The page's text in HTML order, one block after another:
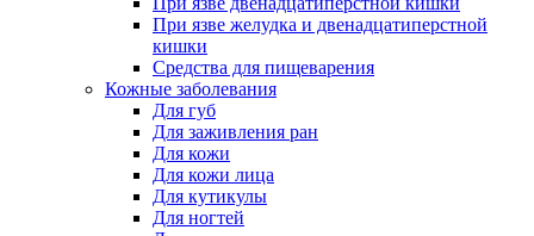
При язве желудка и двенадцатиперстной
кишки
Средства для пищеварения
Кожные заболевания
Для губ
Для заживления ран
Для кожи
Для кожи лица
Для кутикулы
Для ногтей